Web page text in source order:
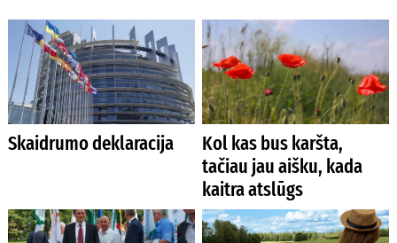
Skaidrumo deklaracija
Kol kas bus karšta,
tačiau jau aišku, kada
kaitra atslūgs